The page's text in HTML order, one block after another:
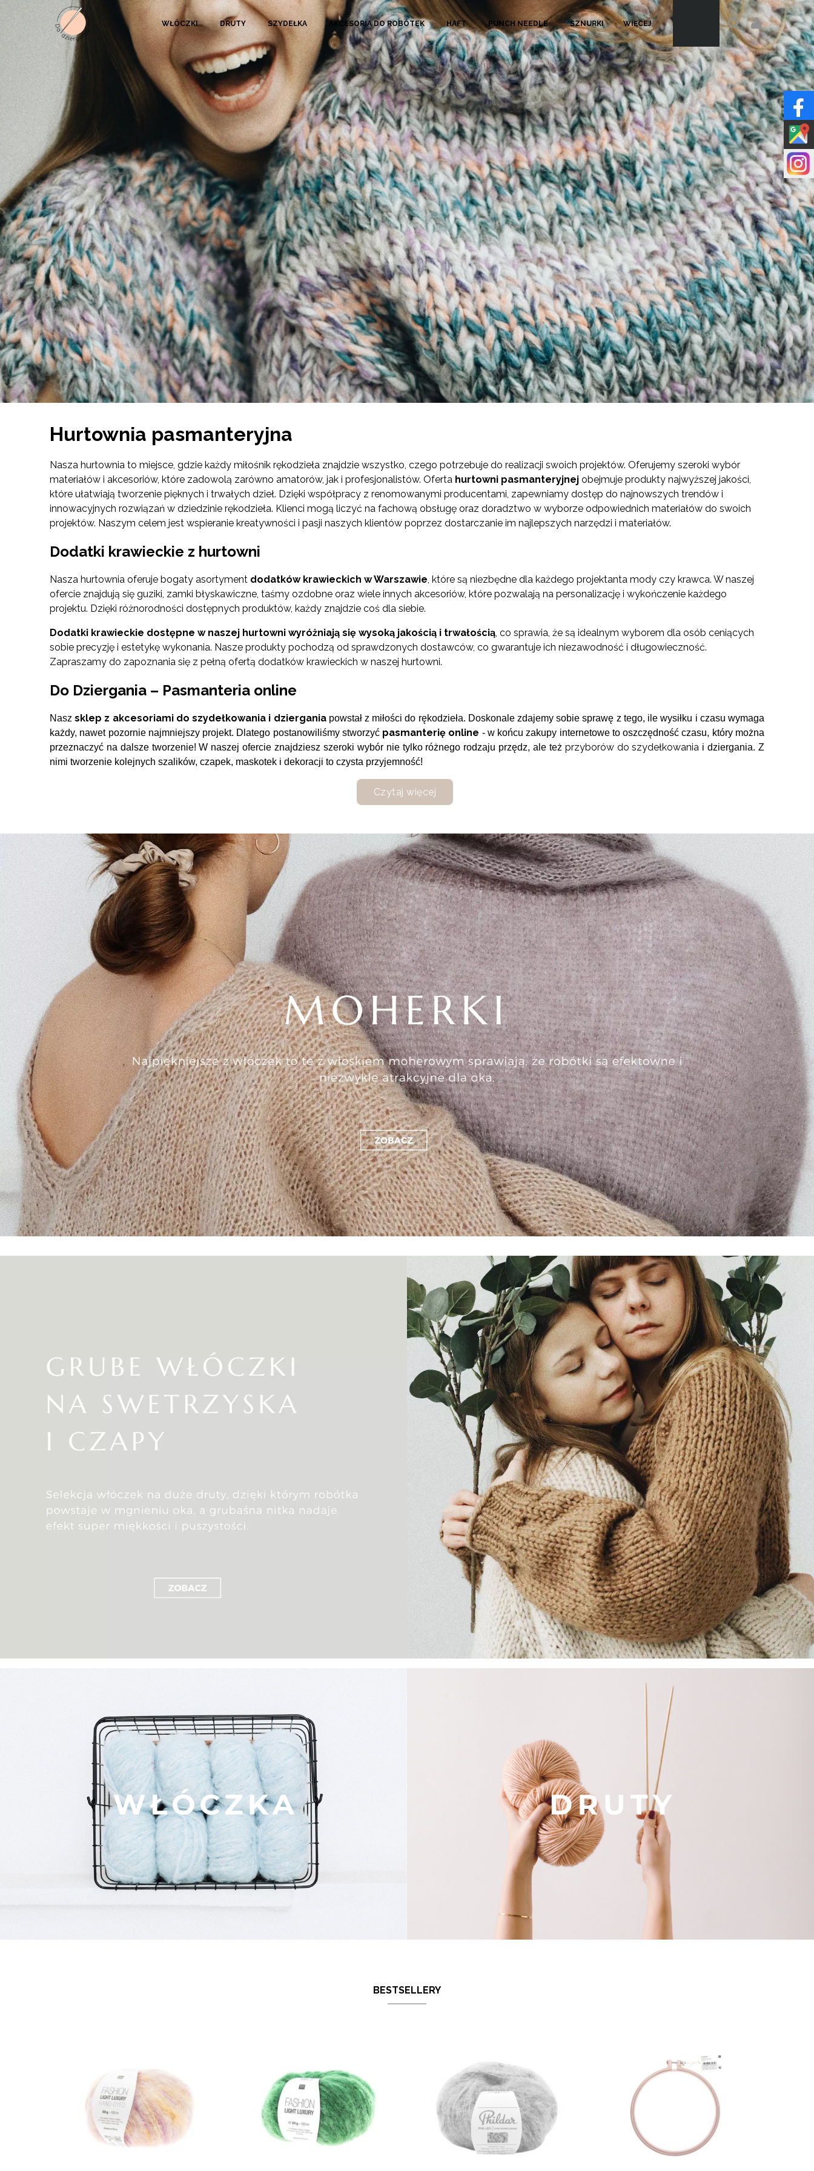
WŁÓCZKI DRUTY SZYDEŁKA AKCESORIA DO ROBÓTEK HAFT PUNCH NEEDLE SZNURKI WIĘCEJ
Hurtownia pasmanteryjna
Nasza hurtownia to miejsce, gdzie każdy miłośnik rękodzieła znajdzie wszystko, czego potrzebuje do realizacji swoich projektów. Oferujemy szeroki wybór
materiałów i akcesoriów, które zadowolą zarówno amatorów, jak i profesjonalistów. Oferta hurtowni pasmanteryjnej obejmuje produkty najwyższej jakości,
które ułatwiają tworzenie pięknych i trwałych dzieł. Dzięki współpracy z renomowanymi producentami, zapewniamy dostęp do najnowszych trendów i
innowacyjnych rozwiązań w dziedzinie rękodzieła. Klienci mogą liczyć na fachową obsługę oraz doradztwo w wyborze odpowiednich materiałów do swoich
projektów. Naszym celem jest wspieranie kreatywności i pasji naszych klientów poprzez dostarczanie im najlepszych narzędzi i materiałów.
Dodatki krawieckie z hurtowni
Nasza hurtownia oferuje bogaty asortyment dodatków krawieckich w Warszawie, które są niezbędne dla każdego projektanta mody czy krawca. W naszej
ofercie znajdują się guziki, zamki błyskawiczne, taśmy ozdobne oraz wiele innych akcesoriów, które pozwalają na personalizację i wykończenie każdego
projektu. Dzięki różnorodności dostępnych produktów, każdy znajdzie coś dla siebie.
Dodatki krawieckie dostępne w naszej hurtowni wyróżniają się wysoką jakością i trwałością, co sprawia, że są idealnym wyborem dla osób ceniących
sobie precyzję i estetykę wykonania. Nasze produkty pochodzą od sprawdzonych dostawców, co gwarantuje ich niezawodność i długowieczność.
Zapraszamy do zapoznania się z pełną ofertą dodatków krawieckich w naszej hurtowni.
Do Dziergania – Pasmanteria online
Naszsklep z akcesoriami do szydełkowania i dzierganiapowstał z miłości do rękodzieła. Doskonale zdajemy sobie sprawę z tego, ile wysiłku i czasu wymaga
każdy, nawet pozornie najmniejszy projekt. Dlatego postanowiliśmy stworzyć pasmanterię online - w końcu zakupy internetowe to oszczędność czasu, który można
przeznaczyć na dalsze tworzenie! W naszej ofercie znajdziesz szeroki wybór nie tylko różnego rodzaju przędz, ale też przyborów do szydełkowania i dziergania. Z
nimi tworzenie kolejnych szalików, czapek, maskotek i dekoracji to czysta przyjemność!
Czytaj więcej
BESTSELLERY